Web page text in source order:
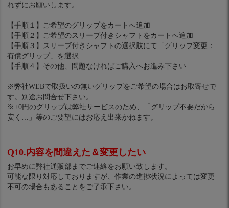
れずにお願いします。
【手順１】ご希望のグリップをカートへ追加
【手順２】ご希望のスリーブ付きシャフトをカートへ追加
【手順３】スリーブ付きシャフトの選択肢にて「グリップ変更：
有償グリップ」を選択
【手順４】その他、問題なければご購入へお進み下さい
※弊社WEBで取扱いの無いグリップをご希望の場合はお取寄せで
す。別途お問合せ下さい。
※±0円のグリップは弊社サービスのため、「グリップ不要だから
安く…」等のご要望にはお応え出来かねます。
Q10.内容を間違えた＆変更したい
お早めに弊社通販部までご連絡をお願い致します。
可能な限り対応しておりますが、作業の進捗状況によっては変更
不可の場合もあることをご了承下さい。